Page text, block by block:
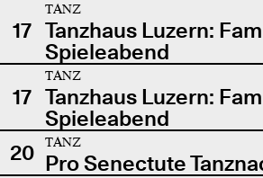
17
TANZ
Tanzhaus Luzern:
Spieleabend
17
TANZ
Tanzhaus Luzern:
Spieleabend
20
TANZ
Pro Senectute